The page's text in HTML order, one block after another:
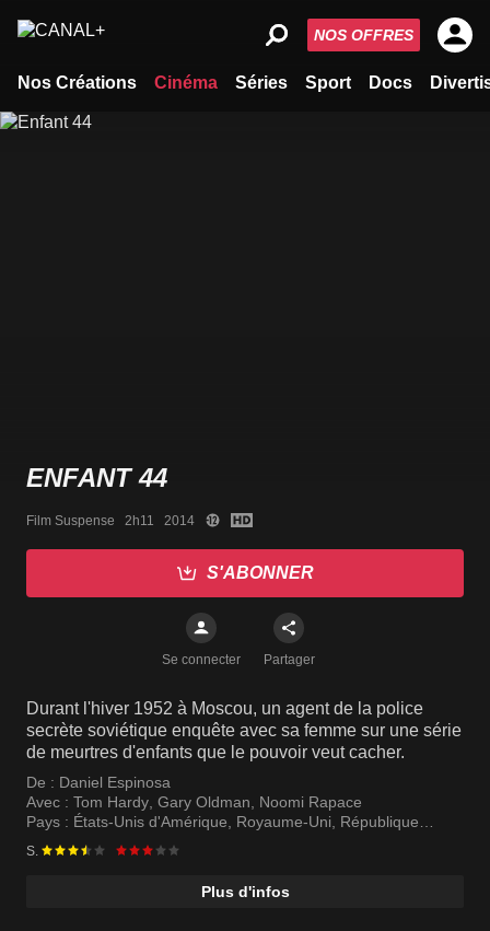
Nos Créations Cinéma Séries Sport Docs
NOS OFFRES
ENFANT 44
Film Suspense   2h11   2014
S'ABONNER
Se connecter Partager
Durant l'hiver 1952 à Moscou, un agent de la police
secrète soviétique enquête avec sa femme sur une série
de meurtres d'enfants que le pouvoir veut cacher.
De : Daniel Espinosa
Avec : Tom Hardy Gary Oldman
Noomi Rapace
Pays : États-Unis d'Amérique Royaume-Uni
République
tchèque
, Roumanie
S.
Plus d'infos